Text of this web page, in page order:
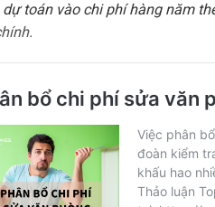
dự toán vào chi phí hàng năm